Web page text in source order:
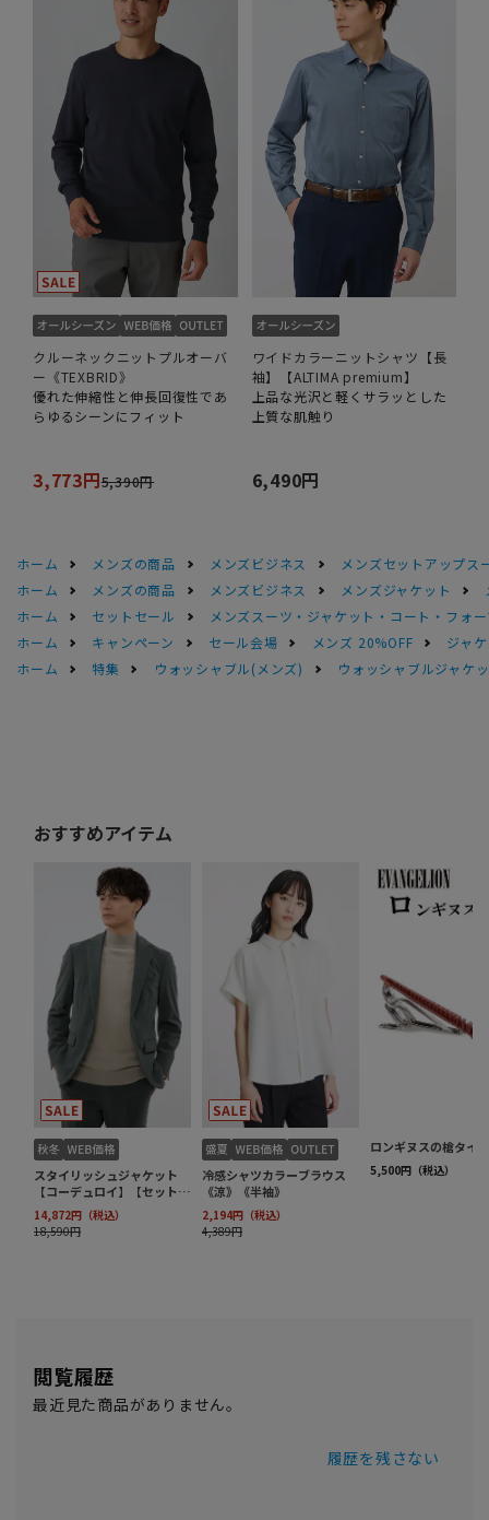
クルーネックニットプルオーバ
ー《TEXBRID》
優れた伸縮性と伸長回復性であ
らゆるシーンにフィット
3,773円5,390円
ワイドカラーニットシャツ【長
袖】【ALTIMA premium】
上品な光沢と軽くサラッとした
上質な肌触り
6,490円
ホーム メンズの商品 メンズビジネス
メンズセットアップス
ホーム
メンズの商品 メンズビジネス メンズジャケット
ホーム
セットセール
メンズスーツ・ジャケット・コート・フォ
ホーム
キャンペーン セール会場 メンズ 20%OFF
ジャ
ホーム
特集 ウォッシャブル(メンズ) ウォッシャブルジャケ
閲覧履歴
最近見た商品がありません。
履歴を残さない